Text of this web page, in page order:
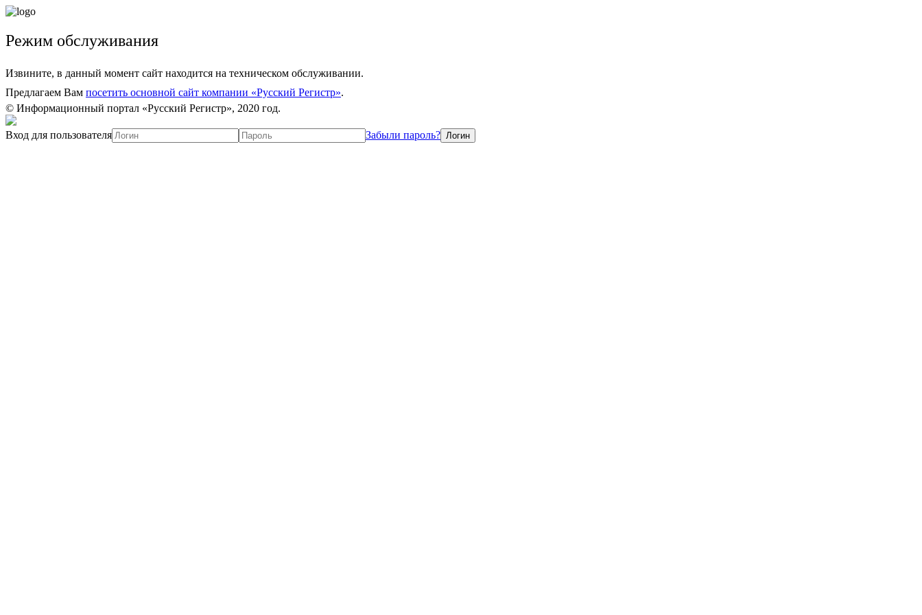
Режим обслуживания
Извините, в данный момент сайт находится на техническом обслуживании.
Предлагаем Вам посетить основной сайт компании «Русский Регистр».
© Информационный портал «Русский Регистр», 2020 год.
Вход для пользователя Забыли пароль?